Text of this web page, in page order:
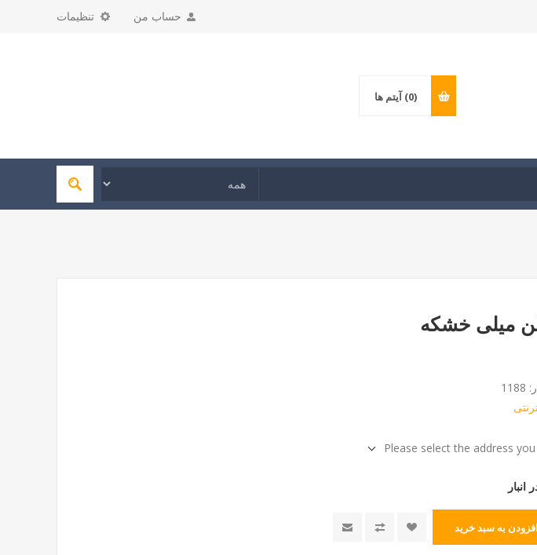
تنظیمات حساب من
(0) آیتم ها
1188
Please select the address
افزودن به سبد خرید